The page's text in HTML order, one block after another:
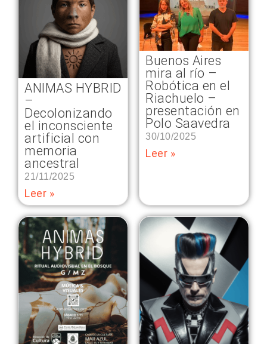
ANIMAS HYBRID
–
Decolonizando
el inconsciente
artificial con
memoria
ancestral
21/11/2025
Leer »
Buenos Aires
mira al río –
Robótica en el
Riachuelo –
presentación en
Polo Saavedra
30/10/2025
Leer »